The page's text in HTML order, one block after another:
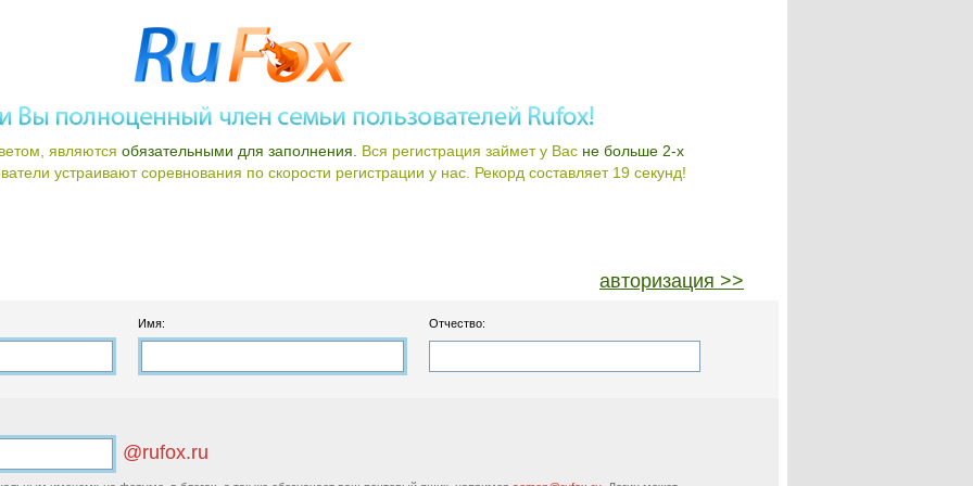
являются обязательными для заполнения. Вся регистрация займет у Вас не больше 2-х
устраивают соревнования по скорости регистрации у нас. Рекорд составляет 19 секунд!
авторизация >>
Имя: Отчество:
@rufox.ru